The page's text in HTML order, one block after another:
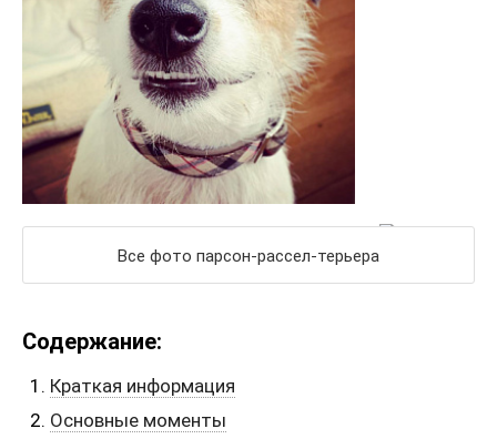
Все фото парсон-рассел-терьера
Содержание:
Краткая информация
Основные моменты